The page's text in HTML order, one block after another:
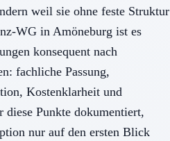
weil sie ohne feste Struktur
WG in Amöneburg ist es
konsequent nach
fachliche Passung,
Kostenklarheit und
Punkte dokumentiert,
nur auf den ersten Blick